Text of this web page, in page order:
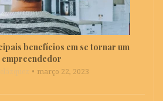
benefícios em se tornar um
empreendedor
março 22, 2023